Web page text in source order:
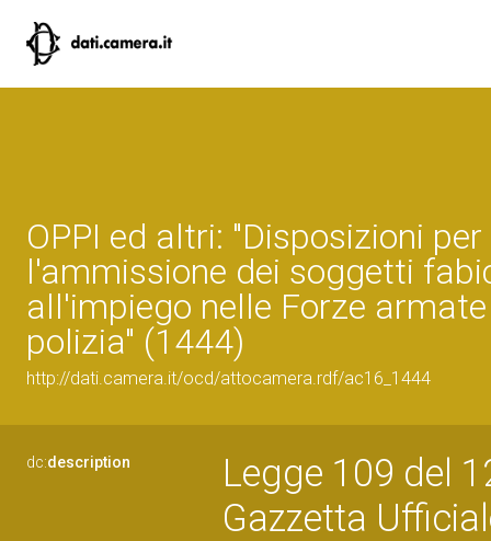
OPPI ed altri: "Disposizioni per
l'ammissione dei soggetti
all'impiego nelle Forze
polizia" (1444)
http://dati.camera.it/ocd/attocamera.rdf/ac16_1444
dc:description
Legge 109 del
Gazzetta